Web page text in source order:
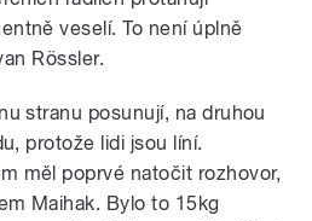
veselí. To není úplně
Rössler.
stranu posunují, na druhou
protože lidi jsou líní.
měl poprvé natočit rozhovor,
Maihak. Bylo to 15kg